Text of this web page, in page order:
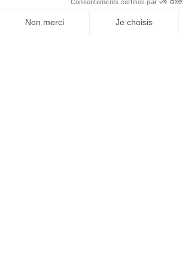
JE M'ABONNE 1 AN - 4 NUM.